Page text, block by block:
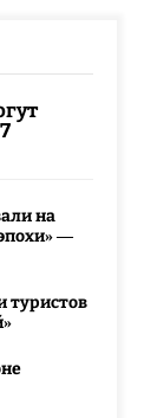
на
—
туристов